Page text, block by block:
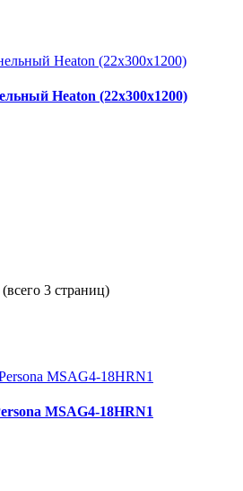
Heaton (22х300х1200)
3 страниц)
MSAG4-18HRN1